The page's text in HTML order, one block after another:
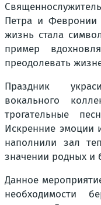
Петра и Февронии
жизнь стала
пример
преодолевать
Праздник
вокального
трогательные
Искренние эмоции
наполнили зал
значении родных и
Данное
необходимости